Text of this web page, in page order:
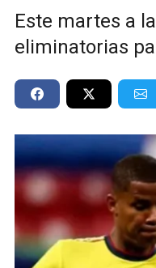
Este martes a
eliminatorias